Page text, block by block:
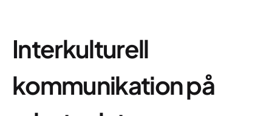
Interkulturell
kommunikation på